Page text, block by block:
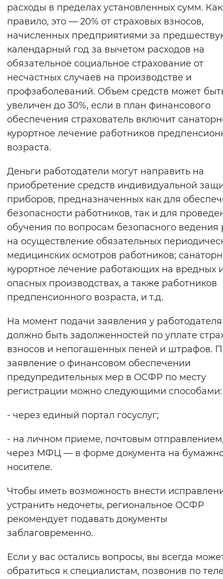
Воспроизвести Остановить
Вернуть стандартные настройки
расходы в пределах установленных сумм. Как
правило, это — 20% от страховых взносов,
начисленных предприятиями за
календарный год за вычетом расходов на
обязательное социальное страхование от
несчастных случаев на производстве и
профзаболеваний. Объем средств может
увеличен до 30%, если в план финансового
обеспечения страхователь включит
курортное лечение работников
возраста.
Деньги работодатели могут направить на
приобретение средств индивидуальной
приборов, предназначенных как для
безопасности работников, так и для
обучения по вопросам безопасного ведения
на осуществление обязательных
медицинских осмотров работников;
курортное лечение работающих на вредных
опасных производствах, а также работников
предпенсионного возраста, и т.д.
На момент подачи заявления у
должно быть задолженностей по уплате
взносов и непогашенных пеней и штрафов.
заявление о финансовом обеспечении
предупредительных мер в ОСФР по месту
регистрации можно следующими способами:
- через единый портал госуслуг;
- на личном приеме, почтовым
через МФЦ — в форме документа на
носителе.
Чтобы иметь возможность внести
устранить недочеты, региональное ОСФР
рекомендует подавать документы
заблаговременно.
Если у вас остались вопросы, вы всегда
обратиться к специалистам, позвонив по